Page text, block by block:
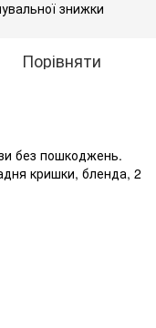
знижки
Порівняти
без пошкоджень.
кришки, бленда, 2